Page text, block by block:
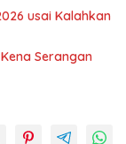
usai Kalahkan
Serangan